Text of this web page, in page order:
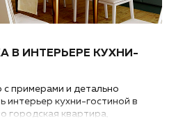
В ИНТЕРЬЕРЕ КУХНИ-
примерами и детально
интерьер кухни-гостиной в
городская квартира,